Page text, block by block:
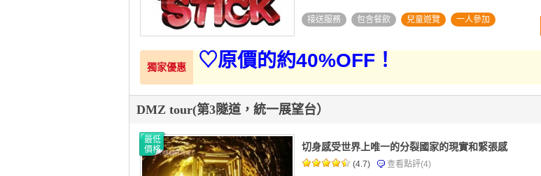
接送服務 包含餐飲 兒童遊覽 一人參加
獨家優惠 ♡原價的約40%OFF！
DMZ tour(第3隧道，統一展望台）
最低
價格
切身感受世界上唯一的分裂國家的現實和緊張感
(4.7) 查看點評(4)